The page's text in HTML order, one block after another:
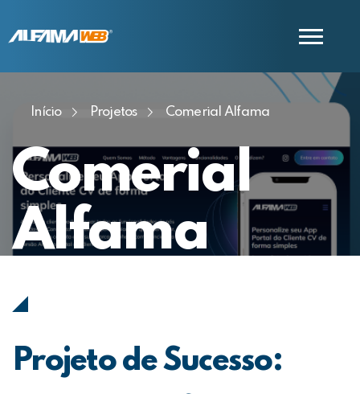
COMERCIAL
Início Projetos Comerial Alfama
Comerial
Alfama
Projeto de Sucesso: